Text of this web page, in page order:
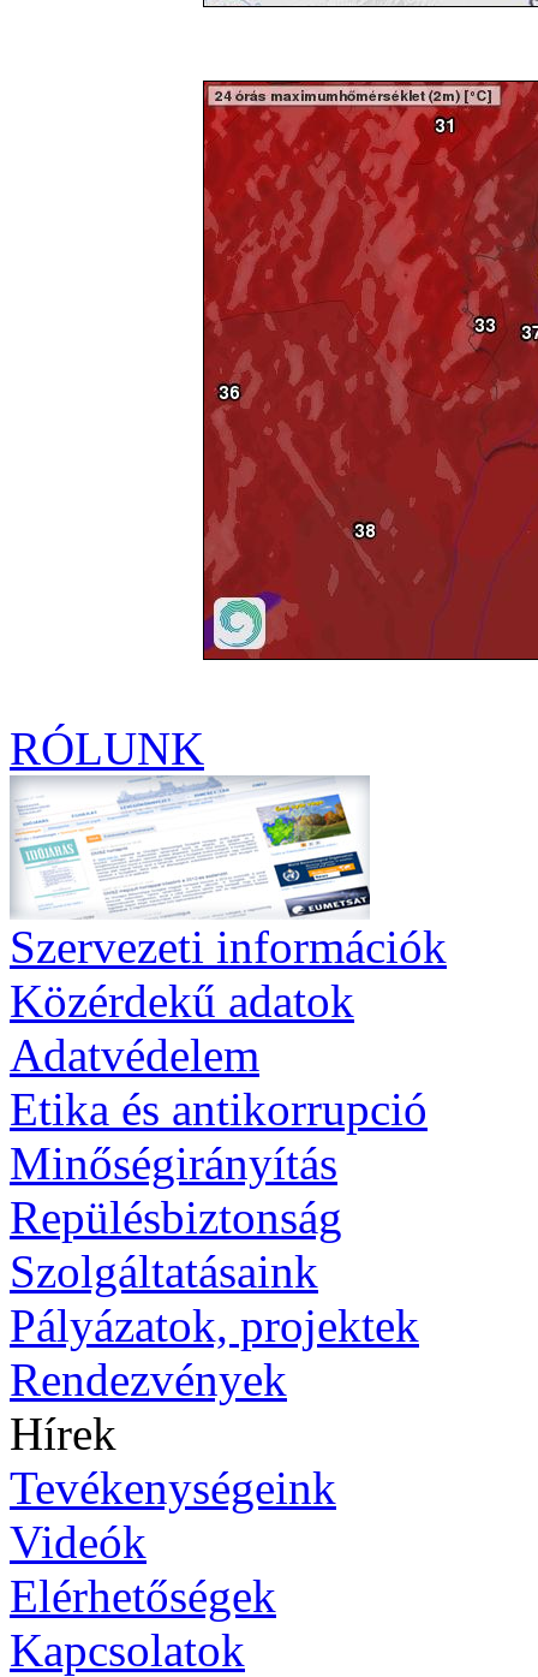
RÓLUNK
Szervezeti információk
Közérdekű adatok
Adatvédelem
Etika és antikorrupció
Minőségirányítás
Repülésbiztonság
Szolgáltatásaink
Pályázatok, projektek
Rendezvények
Hírek
Tevékenységeink
Videók
Elérhetőségek
Kapcsolatok